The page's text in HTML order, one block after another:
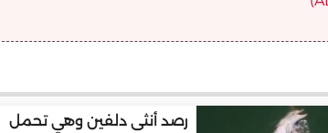
رصد أنثى دلفين وهي تحمل